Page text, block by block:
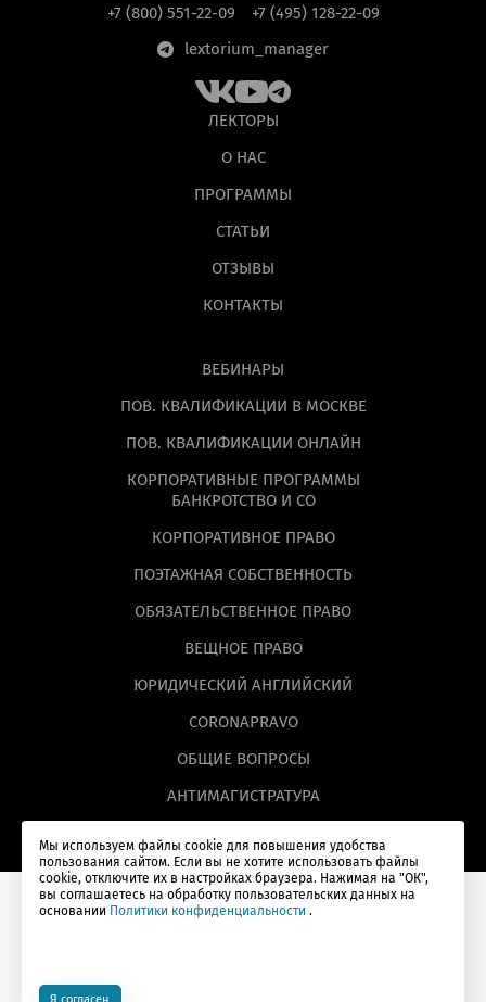
Мы используем файлы cookie для повышения удобства
пользования сайтом. Если вы не хотите использовать файлы
cookie, отключите их в настройках браузера. Нажимая на "ОК",
вы соглашаетесь на обработку пользовательских данных на
основании Политики конфиденциальности .
Я согласен
+7 (800) 551-22-09
+7 (495) 128-22-09
lextorium_manager
ЛЕКТОРЫ
О НАС
ПРОГРАММЫ
СТАТЬИ
ОТЗЫВЫ
КОНТАКТЫ
ВЕБИНАРЫ
ПОВ. КВАЛИФИКАЦИИ В МОСКВЕ
ПОВ. КВАЛИФИКАЦИИ ОНЛАЙН
КОРПОРАТИВНЫЕ ПРОГРАММЫ
БАНКРОТСТВО И СО
КОРПОРАТИВНОЕ ПРАВО
ПОЭТАЖНАЯ СОБСТВЕННОСТЬ
ОБЯЗАТЕЛЬСТВЕННОЕ ПРАВО
ВЕЩНОЕ ПРАВО
ЮРИДИЧЕСКИЙ АНГЛИЙСКИЙ
CORONAPRAVO
ОБЩИЕ ВОПРОСЫ
АНТИМАГИСТРАТУРА
© Lextorium, 2026